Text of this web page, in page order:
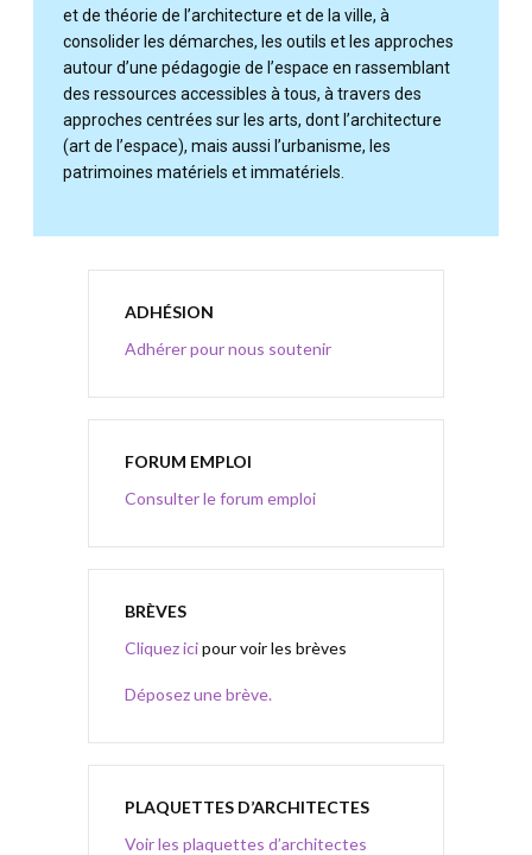
et de théorie de l’architecture et de la ville, à
consolider les démarches, les outils et les approches
autour d’une pédagogie de l’espace en rassemblant
des ressources accessibles à tous, à travers des
approches centrées sur les arts, dont l’architecture
(art de l’espace), mais aussi l’urbanisme, les
patrimoines matériels et immatériels.
ADHÉSION
Adhérer pour nous soutenir
FORUM EMPLOI
Consulter le forum emploi
BRÈVES
Cliquez icipour voir les brèves
Déposez une brève.
PLAQUETTES D’ARCHITECTES
Voir les plaquettes d’architectes